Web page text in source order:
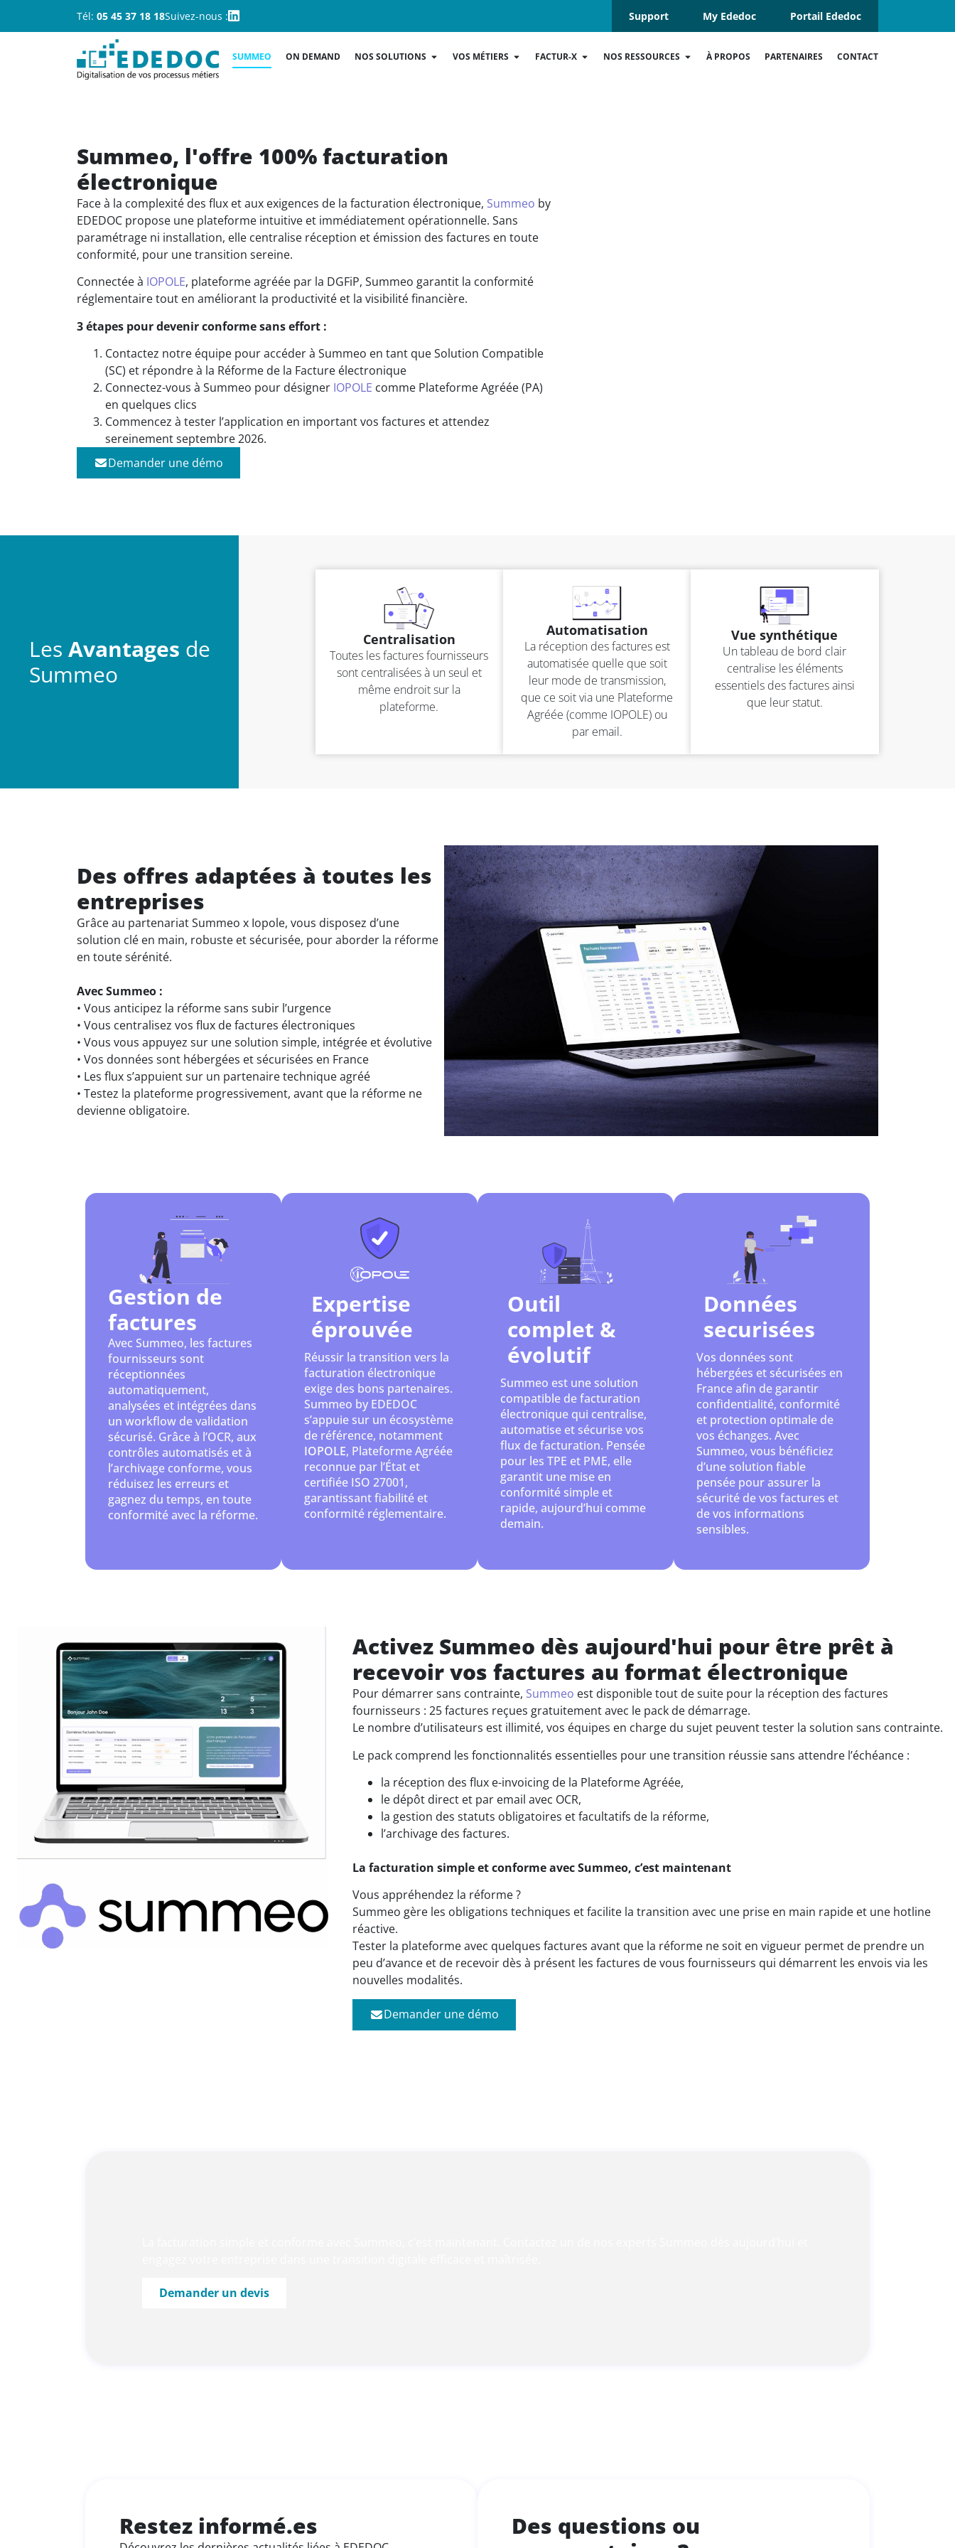
Tél: 05 45 37 18 18Suivez-nous : Support My Ededoc Portail Ededoc
SUMMEO ON DEMAND NOS SOLUTIONS VOS MÉTIERS FACTUR-X NOS RESSOURCES À PROPOS PARTENAIRES CONTACT
Summeo, l'offre 100% facturation
électronique
Face à la complexité des flux et aux exigences de la facturation électronique, Summeo by
EDEDOC propose une plateforme intuitive et immédiatement opérationnelle. Sans
paramétrage ni installation, elle centralise réception et émission des factures en toute
conformité, pour une transition sereine.
Connectée à IOPOLE, plateforme agréée par la DGFiP, Summeo garantit la conformité
réglementaire tout en améliorant la productivité et la visibilité financière.
3 étapes pour devenir conforme sans effort :
Contactez notre équipe pour accéder à Summeo en tant que Solution Compatible
(SC) et répondre à la Réforme de la Facture électronique
Connectez-vous à Summeo pour désigner IOPOLE comme Plateforme Agréée (PA)
en quelques clics
Commencez à tester l’application en important vos factures et attendez
sereinement septembre 2026.
Demander une démo
Les Avantages de
Summeo
Centralisation
Toutes les factures fournisseurs
sont centralisées à un seul et
même endroit sur la
plateforme.
Automatisation
La réception des factures est
automatisée quelle que soit
leur mode de transmission,
que ce soit via une Plateforme
Agréée (comme IOPOLE) ou
par email.
Vue synthétique
Un tableau de bord clair
centralise les éléments
essentiels des factures ainsi
que leur statut.
Des offres adaptées à toutes les
entreprises
Grâce au partenariat Summeo x Iopole, vous disposez d’une
solution clé en main, robuste et sécurisée, pour aborder la réforme
en toute sérénité.
Avec Summeo :
• Vous anticipez la réforme sans subir l’urgence
• Vous centralisez vos flux de factures électroniques
• Vous vous appuyez sur une solution simple, intégrée et évolutive
• Vos données sont hébergées et sécurisées en France
• Les flux s’appuient sur un partenaire technique agréé
• Testez la plateforme progressivement, avant que la réforme ne
devienne obligatoire.
Gestion de
factures
Avec Summeo, les factures
fournisseurs sont
réceptionnées
automatiquement,
analysées et intégrées dans
un workflow de validation
sécurisé. Grâce à l’OCR, aux
contrôles automatisés et à
l’archivage conforme, vous
réduisez les erreurs et
gagnez du temps, en toute
conformité avec la réforme.
Expertise
éprouvée
Réussir la transition vers la
facturation électronique
exige des bons partenaires.
Summeo by EDEDOC
s’appuie sur un écosystème
de référence, notamment
IOPOLE, Plateforme Agréée
reconnue par l’État et
certifiée ISO 27001,
garantissant fiabilité et
conformité réglementaire.
Outil
complet &
évolutif
Summeo est une solution
compatible de facturation
électronique qui centralise,
automatise et sécurise vos
flux de facturation. Pensée
pour les TPE et PME, elle
garantit une mise en
conformité simple et
rapide, aujourd’hui comme
demain.
Données
securisées
Vos données sont
hébergées et sécurisées en
France afin de garantir
confidentialité, conformité
et protection optimale de
vos échanges. Avec
Summeo, vous bénéficiez
d’une solution fiable
pensée pour assurer la
sécurité de vos factures et
de vos informations
sensibles.
Activez Summeo dès aujourd'hui pour être prêt à
recevoir vos factures au format électronique
Pour démarrer sans contrainte, Summeo est disponible tout de suite pour la réception des factures
fournisseurs : 25 factures reçues gratuitement avec le pack de démarrage.
Le nombre d’utilisateurs est illimité, vos équipes en charge du sujet peuvent tester la solution sans contrainte.
Le pack comprend les fonctionnalités essentielles pour une transition réussie sans attendre l’échéance :
la réception des flux e-invoicing de la Plateforme Agréée,
le dépôt direct et par email avec OCR,
la gestion des statuts obligatoires et facultatifs de la réforme,
l’archivage des factures.
La facturation simple et conforme avec Summeo, c’est maintenant
Vous appréhendez la réforme ?
Summeo gère les obligations techniques et facilite la transition avec une prise en main rapide et une hotline
réactive.
Tester la plateforme avec quelques factures avant que la réforme ne soit en vigueur permet de prendre un
peu d’avance et de recevoir dès à présent les factures de vous fournisseurs qui démarrent les envois via les
nouvelles modalités.
Demander une démo
Demander un devis
Restez informé.es
Des questions ou